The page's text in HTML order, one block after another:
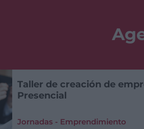
Taller de creación de
Presencial
Jornadas - Emprendimiento